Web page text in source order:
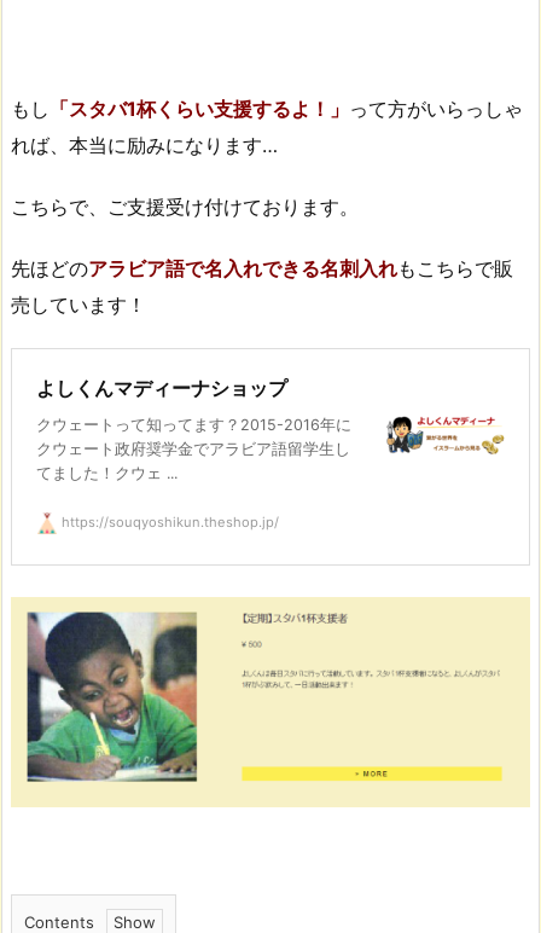
もし 「スタバ1杯くらい支援するよ！」 って方がいらっしゃ
れば、本当に励みになります…
こちらで、ご支援受け付けております。
先ほどのアラビア語で名入れできる名刺入れもこちらで販
売しています！
よしくんマディーナショップ
クウェートって知ってます？2015-2016年に
クウェート政府奨学金でアラビア語留学生し
てました！クウェ ...
https://souqyoshikun.theshop.jp/
Contents